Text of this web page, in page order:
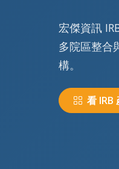
宏傑資訊
多院區整合
構。
看 IRB